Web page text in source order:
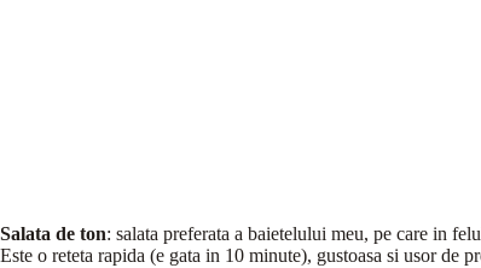
Salata de ton: salata preferata a baietelului meu, pe care in
Este o reteta rapida (e gata in 10 minute), gustoasa si usor de